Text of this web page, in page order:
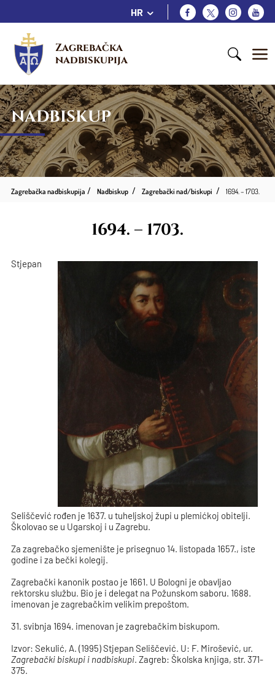
HR
Zagrebačka
nadbiskupija
NADBISKUP
Zagrebačka nadbiskupija Nadbiskup Zagrebački nad/biskupi 1694. – 1703.
1694. – 1703.
Stjepan
Seliščević rođen je 1637. u tuheljskoj župi u plemićkoj obitelji.
Školovao se u Ugarskoj i u Zagrebu.
Za zagrebačko sjemenište je prisegnuo 14. listopada 1657., iste
godine i za bečki kolegij.
Zagrebački kanonik postao je 1661. U Bologni je obavljao
rektorsku službu. Bio je i delegat na Požunskom saboru. 1688.
imenovan je zagrebačkim velikim prepoštom.
31. svibnja 1694. imenovan je zagrebačkim biskupom.
Izvor: Sekulić, A. (1995) Stjepan Seliščević. U: F. Mirošević, ur.
Zagrebački biskupi i nadbiskupi. Zagreb: Školska knjiga, str. 371-
375.